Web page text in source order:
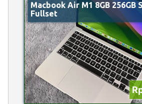
Macbook Air M1 8GB 256GB
Fullset